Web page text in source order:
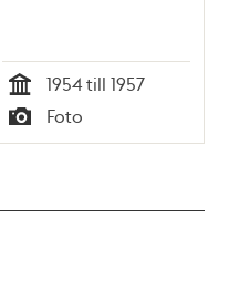
Tid
1954 till 1957
Typ
Foto